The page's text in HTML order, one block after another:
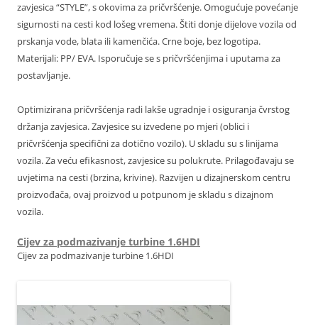
zavjesica “STYLE”, s okovima za pričvršćenje. Omogućuje povećanje
sigurnosti na cesti kod lošeg vremena. Štiti donje dijelove vozila od
prskanja vode, blata ili kamenčića. Crne boje, bez logotipa.
Materijali: PP/ EVA. Isporučuje se s pričvršćenjima i uputama za
postavljanje.
Optimizirana pričvršćenja radi lakše ugradnje i osiguranja čvrstog
držanja zavjesica. Zavjesice su izvedene po mjeri (oblici i
pričvršćenja specifični za dotično vozilo). U skladu su s linijama
vozila. Za veću efikasnost, zavjesice su polukrute. Prilagođavaju se
uvjetima na cesti (brzina, krivine). Razvijen u dizajnerskom centru
proizvođača, ovaj proizvod u potpunom je skladu s dizajnom
vozila.
Cijev za podmazivanje turbine 1.6HDI
Cijev za podmazivanje turbine 1.6HDI